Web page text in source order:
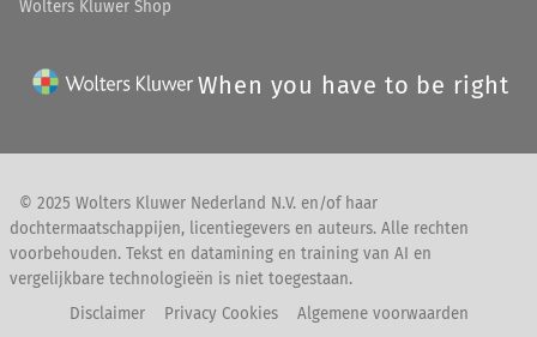
Wolters Kluwer Shop
When you have to be right
© 2025 Wolters Kluwer Nederland N.V. en/of haar
dochtermaatschappijen, licentiegevers en auteurs. Alle rechten
voorbehouden. Tekst en datamining en training van AI en
vergelijkbare technologieën is niet toegestaan.
Disclaimer
Privacy Cookies Algemene voorwaarden